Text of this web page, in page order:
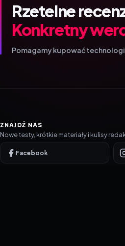
Rzetelne
Konkretny
Pomagamy kupować
ZNAJDŹ NAS
Nowe testy, krótkie materiały i kulisy
Facebook